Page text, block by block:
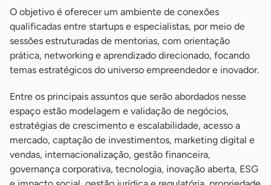
O objetivo é oferecer um ambiente de conexões
qualificadas entre startups e especialistas, por meio de
sessões estruturadas de mentorias, com orientação
prática, networking e aprendizado direcionado, focando
temas estratégicos do universo empreendedor e inovador.
Entre os principais assuntos que serão abordados nesse
espaço estão modelagem e validação de negócios,
estratégias de crescimento e escalabilidade, acesso a
mercado, captação de investimentos, marketing digital e
vendas, internacionalização, gestão financeira,
governança corporativa, tecnologia, inovação aberta, ESG